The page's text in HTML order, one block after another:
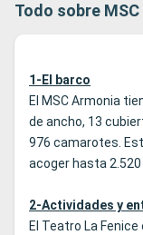
Todo sobre
1-El barco
El MSC Armonia
de ancho, 13
976 camarotes.
acoger hasta
2-Actividades y
El Teatro La